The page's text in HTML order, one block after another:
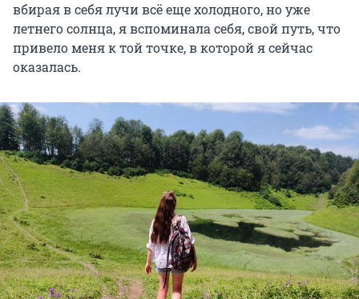
вбирая в себя лучи всё еще холодного, но уже
летнего солнца, я вспоминала себя, свой путь, что
привело меня к той точке, в которой я сейчас
оказалась.